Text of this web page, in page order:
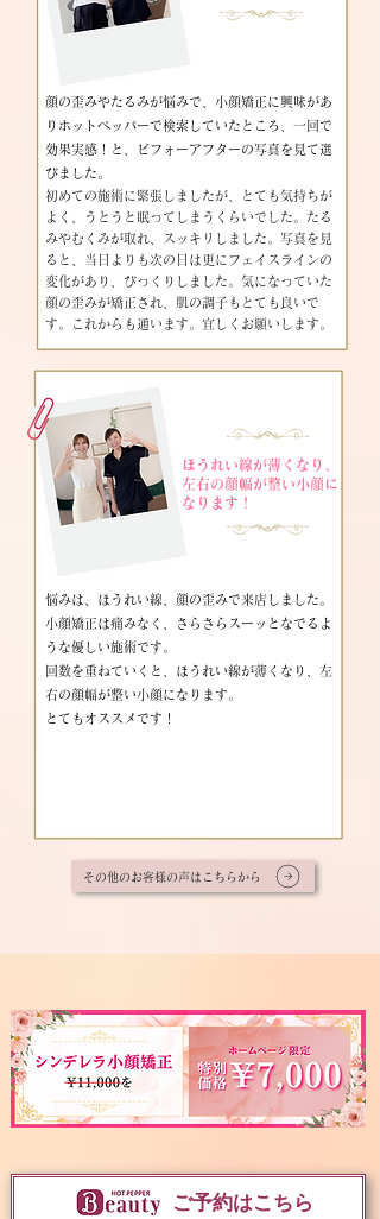
顔の歪みやたるみが悩みで、小顔矯正に興味があ
りホットペッパーで検索していたところ、一回で
効果実感！と、ビフォーアフターの写真を見て選
びました。
初めての施術に緊張しましたが、とても気持ちが
よく、うとうと眠ってしまうくらいでした。 たる
みやむくみが取れ、スッキリしました。写真を見
ると、当日よりも次の日は更にフェイスラインの
変化があり、びっくりしました。気になっていた
顔の歪みが矯正され、肌の調子もとても良いで
す。
これからも通います。宜しくお願いします。
悩みは、ほうれい線、顔の歪みで来店しました。
小顔矯正は痛みなく、さらさらスーッとなでるよ
うな優しい施術です。
回数を重ねていくと、ほうれい線が薄くなり、左
右の顔幅が整い小顔になります。
とてもオススメです！
​ ほうれい線が薄くなり、
左右の顔幅が整い小顔に
なります！
その他のお客様の声はこちらから
ご予約はこちら